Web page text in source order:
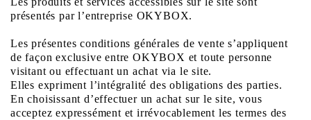
présentés par l’entreprise OKYBOX.
Les présentes conditions générales de vente s’appliquent
de façon exclusive entre OKYBOX et toute personne
visitant ou effectuant un achat via le site.
Elles expriment l’intégralité des obligations des parties.
En choisissant d’effectuer un achat sur le site, vous
acceptez expressément et irrévocablement les termes des